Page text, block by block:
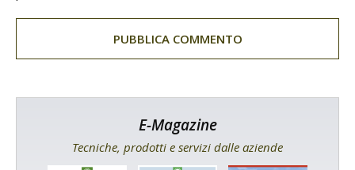
E-Magazine
Tecniche, prodotti e servizi dalle aziende